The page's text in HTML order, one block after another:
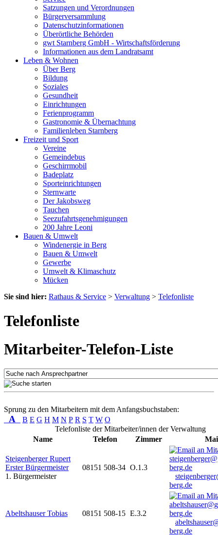
Satzungen und Verordnungen
Bürgerversammlung
Datenschutzinformationen
Überörtliche Behörden
gwt Starnberg GmbH - Wirtschaftsförderung
Informationen aus dem Landratsamt
Leben & Wohnen
Über Berg
Bildung
Soziales
Gesundheit
Einrichtungen
Ferienprogramm
Gastronomie & Übernachtung
Familienleben Starnberg
Freizeit und Sport
Vereine
Gemeindebus
Geschirrmobil
Badeplatz
Sporteinrichtungen
Sternwarte
Der Jakobsweg
Tauchen
Seezufahrtsgenehmigungen
200 Jahre Leoni
Bauen & Umwelt
Windenergie in Berg
Bauen & Umwelt
Gewerbe
Umwelt & Klimaschutz
Mücken
Sie sind hier: Rathaus & Service > Verwaltung > Telefonliste
Telefonliste
Mitarbeiter-Telefon-Liste
Sprung zu den Mitarbeitern mit dem Anfangsbuchstaben:
A B E G H M N P R S T W O
Telefonliste der Mitarbeiter/innen der Verwaltung
Name
Telefon Zimmer
Steigenberger Rupert
Erster Bürgermeister
1. Bürgermeister
08151 508-34 O.1.3
berg.de
Abeltshauser Tobias 08151 508-15 E.3.2
berg.de